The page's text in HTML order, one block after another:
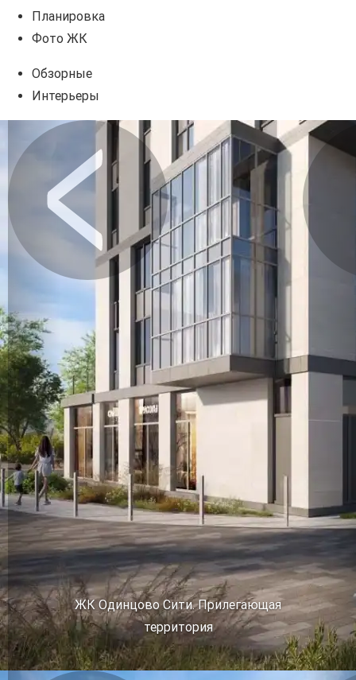
Планировка
Фото ЖК
Обзорные
Интерьеры
ЖК Одинцово Сити. Прилегающая
территория
Предыдущее